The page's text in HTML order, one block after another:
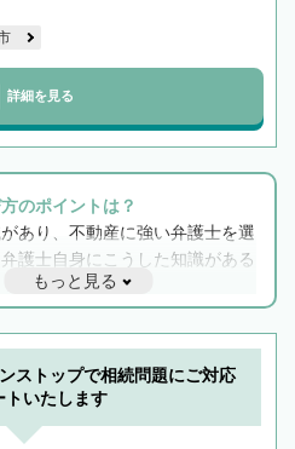
詳細を見る
のポイントは？
あり、不動産に強い弁護士を選
護士自身にこうした知識がある
連携もスムーズに進み、トラブル
相続をトータルで任せることが
、相続は感情がからむ分野なの
も重要です。実際に電話や面談
と会話をしてウマが合う方に依
もっと見る
ストップで相続問題にご対応
トいたします